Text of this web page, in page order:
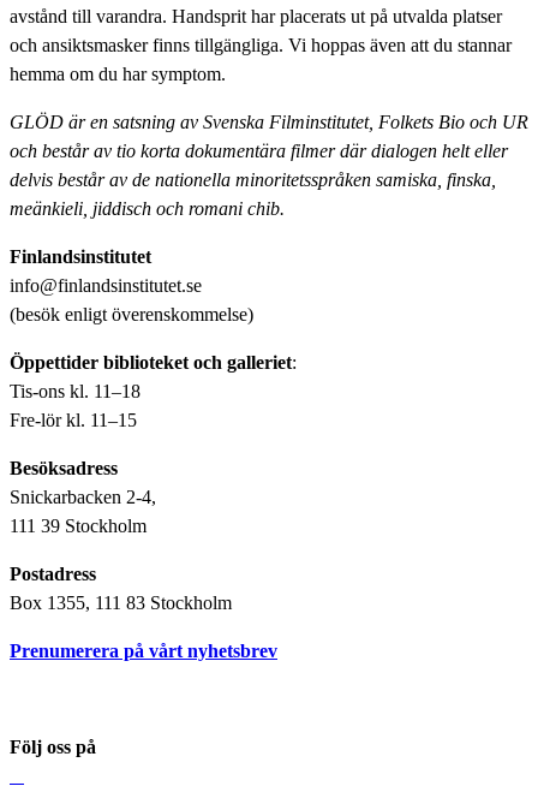
avstånd till varandra. Handsprit har placerats ut på utvalda platser
och ansiktsmasker finns tillgängliga. Vi hoppas även att du stannar
hemma om du har symptom.
GLÖD är en satsning av Svenska Filminstitutet, Folkets Bio och UR
och består av tio korta dokumentära filmer där dialogen helt eller
delvis består av de nationella minoritetsspråken samiska, finska,
meänkieli, jiddisch och romani chib.
Finlandsinstitutet
info@finlandsinstitutet.se
(besök enligt överenskommelse)
Öppettider biblioteket och galleriet:
Tis-ons kl. 11–18
Fre-lör kl. 11–15
Besöksadress
Snickarbacken 2-4,
111 39 Stockholm
Postadress
Box 1355, 111 83 Stockholm
Prenumerera på vårt nyhetsbrev
Följ oss på